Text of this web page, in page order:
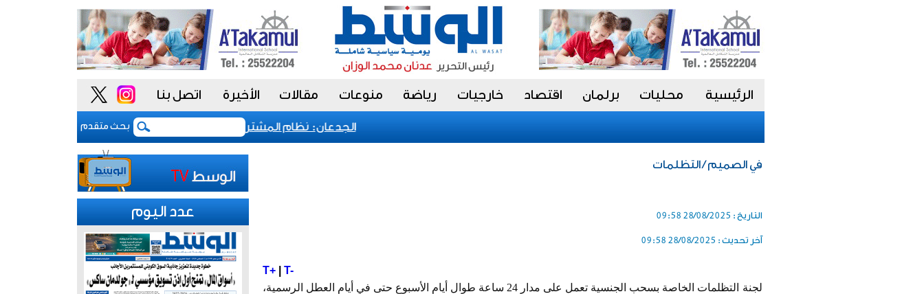
الرئيسية محليات برلمان اقتصاد خارجيات رياضة منوعات مقالات الأخيرة اتصل بنا
بحث متقدم
الجدعان: نظام المشتريات يمنح الحكومة السعودية أدوات أكثر مرونة
في الصميم / التظلمات
التاريخ : 28/08/2025 09:58
آخر تحديث : 28/08/2025 09:58
T+| T-
لجنة التظلمات الخاصة بسحب الجنسية تعمل على مدار 24 ساعة طوال أيام الأسبوع حتى في أيام العطل الرسمية،
عدد اليوم